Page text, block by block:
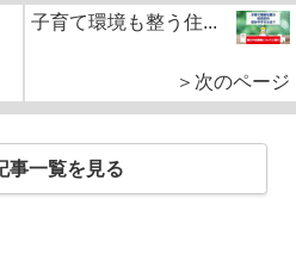
子育て環境も整う住...
＞次のページ
事一覧を見る